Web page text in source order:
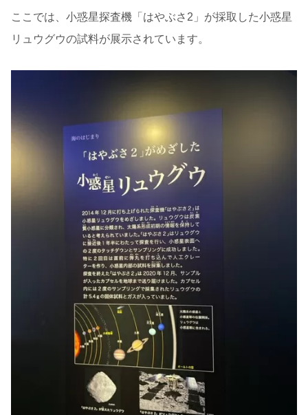
ここでは、小惑星探査機「はやぶさ2」が採取した小惑星
リュウグウの試料が展示されています。